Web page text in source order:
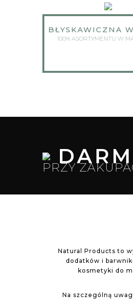
BŁYSKAWICZNA
100% ASORTYMENTU W
PRZY
Natural Products to
dodatków i
kosmetyki do
Na szczególną